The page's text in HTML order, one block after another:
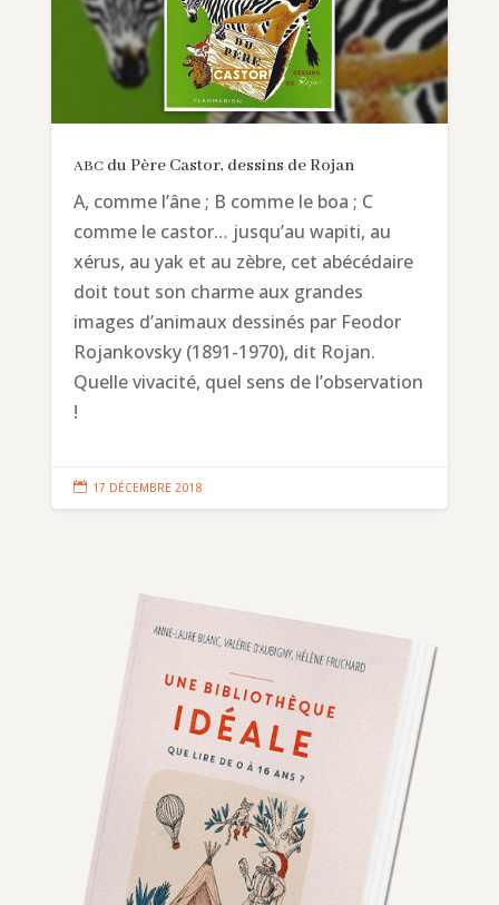
ABCdu Père Castor, dessins de Rojan
A, comme l’âne ; B comme le boa ; C
comme le castor… jusqu’au wapiti, au
xérus, au yak et au zèbre, cet abécédaire
doit tout son charme aux grandes
images d’animaux dessinés par Feodor
Rojankovsky (1891-1970), dit Rojan.
Quelle vivacité, quel sens de l’observation
!
 17 DÉCEMBRE 2018